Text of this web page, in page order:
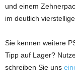
und einem
im deutlich
Sie kennen weitere
Tipp auf Lager?
schreiben Sie uns